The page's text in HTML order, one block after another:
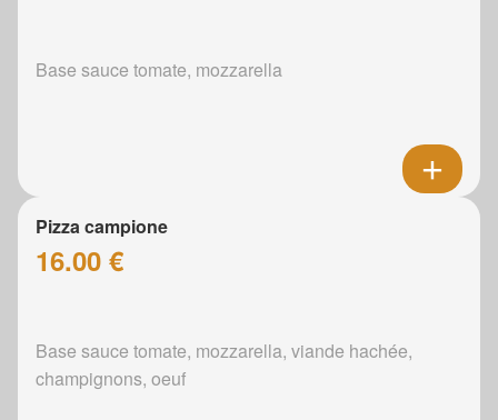
Base sauce tomate, mozzarella
Pizza campione
16.00 €
Base sauce tomate, mozzarella, viande hachée,
champignons, oeuf